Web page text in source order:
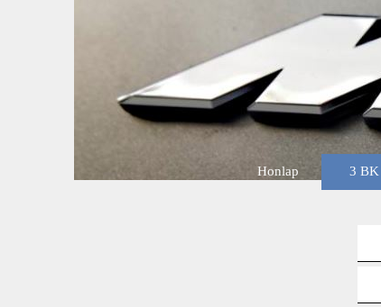
Honlap 3 BK